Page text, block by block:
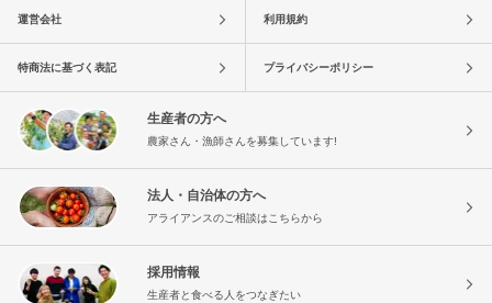
運営会社 利用規約
特商法に基づく表記 プライバシーポリシー
生産者の方へ
農家さん・漁師さんを募集しています!
法人・自治体の方へ
アライアンスのご相談はこちらから
採用情報
生産者と食べる人をつなぎたい